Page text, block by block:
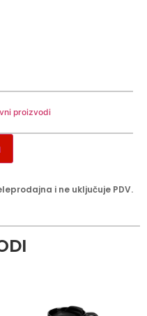
proizvodi
i ne uključuje PDV.